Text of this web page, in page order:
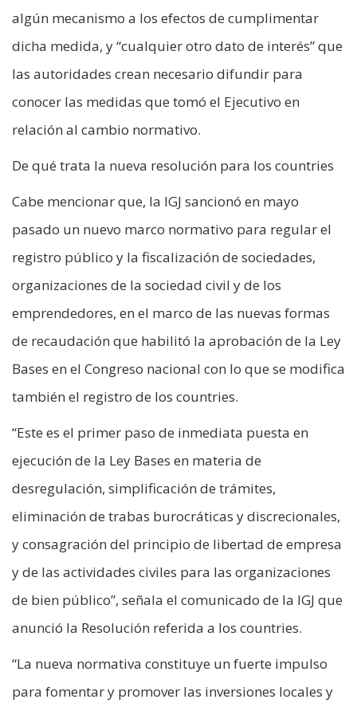
algún mecanismo a los efectos de cumplimentar
dicha medida, y “cualquier otro dato de interés” que
las autoridades crean necesario difundir para
conocer las medidas que tomó el Ejecutivo en
relación al cambio normativo.
De qué trata la nueva resolución para los countries
Cabe mencionar que, la IGJ sancionó en mayo
pasado un nuevo marco normativo para regular el
registro público y la fiscalización de sociedades,
organizaciones de la sociedad civil y de los
emprendedores, en el marco de las nuevas formas
de recaudación que habilitó la aprobación de la Ley
Bases en el Congreso nacional con lo que se modifica
también el registro de los countries.
“Este es el primer paso de inmediata puesta en
ejecución de la Ley Bases en materia de
desregulación, simplificación de trámites,
eliminación de trabas burocráticas y discrecionales,
y consagración del principio de libertad de empresa
y de las actividades civiles para las organizaciones
de bien público”, señala el comunicado de la IGJ que
anunció la Resolución referida a los countries.
“La nueva normativa constituye un fuerte impulso
para fomentar y promover las inversiones locales y